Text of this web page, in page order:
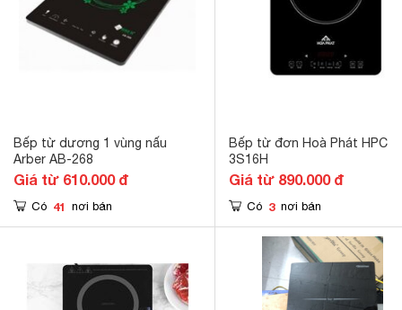
Bếp từ dương 1 vùng nấu
Arber AB-268
Giá từ 610.000 đ
Có 41 nơi bán
Bếp từ đơn Hoà Phát HPC
3S16H
Giá từ 890.000 đ
Có 3 nơi bán